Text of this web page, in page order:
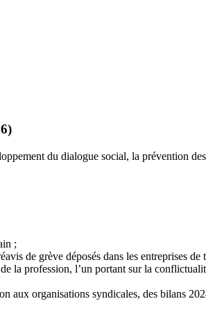
du dialogue social, la prévention
;
de grève déposés dans les entreprises de
la profession, l’un portant sur la
aux organisations syndicales, des bilans